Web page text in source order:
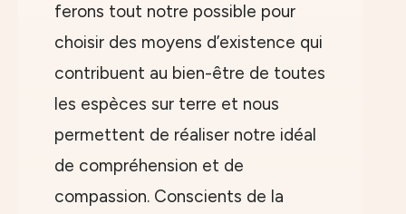
ferons tout notre possible pour
choisir des moyens d’existence qui
contribuent au bien-être de toutes
les espèces sur terre et nous
permettent de réaliser notre idéal
de compréhension et de
compassion. Conscients de la